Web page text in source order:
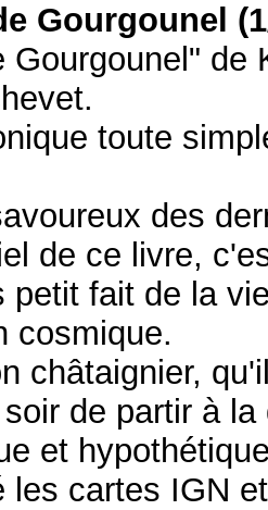
Gourgounel
Gourgounel" de
toute
des
de ce livre,
petit fait de la
cosmique.
châtaignier,
de partir à
et
les cartes IGN